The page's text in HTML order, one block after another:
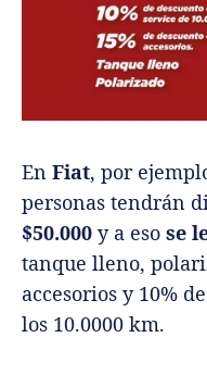
En Fiat, por
personas tendrán
$50.000 y a eso se
tanque lleno,
accesorios y 10%
los 10.0000 km.